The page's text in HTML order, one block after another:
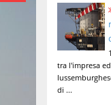
tra l'impresa
di ...